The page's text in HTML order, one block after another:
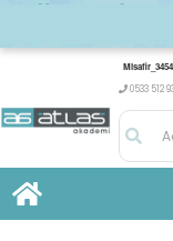
0533 512